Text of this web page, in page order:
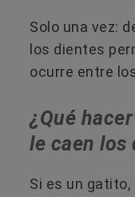
Solo una vez:
los dientes
ocurre entre
¿Qué
le caen los
Si es un